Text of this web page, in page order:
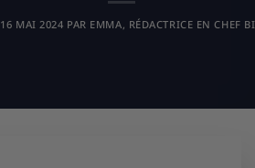
16 MAI 2024 PAR EMMA, RÉDACTRICE EN CHEF